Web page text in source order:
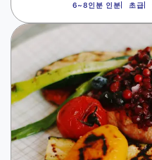
6~8인분 인분 초급
이
미